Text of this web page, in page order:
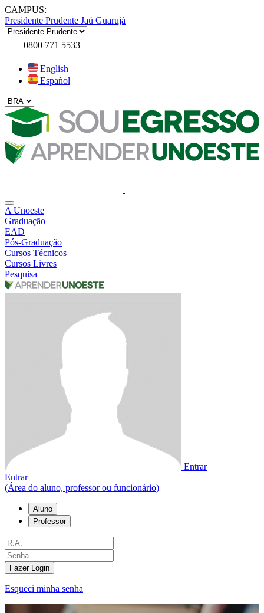
CAMPUS:
Presidente Prudente Jaú Guarujá
0800 771 5533
English
Español
A Unoeste
Graduação
EAD
Pós-Graduação
Cursos Técnicos
Cursos Livres
Pesquisa
Entrar
Entrar
(Área do aluno, professor ou funcionário)
Aluno
Professor
Fazer Login
Esqueci minha senha